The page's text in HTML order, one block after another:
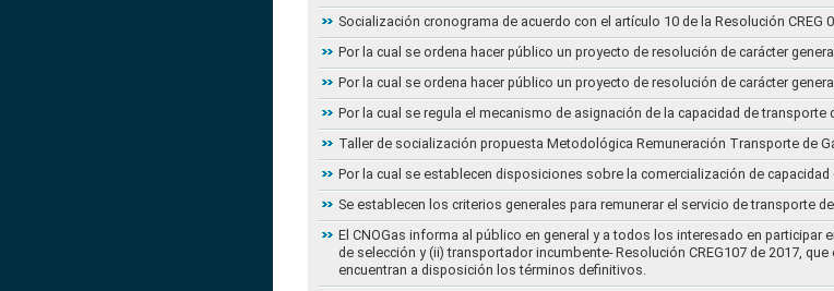
Socialización cronograma de acuerdo con el artículo 10 de la Resolución CREG
Por la cual se ordena hacer público un proyecto de resolución de carácter
Por la cual se ordena hacer público un proyecto de resolución de carácter
Por la cual se regula el mecanismo de asignación de la capacidad de transporte
Taller de socialización propuesta Metodológica Remuneración Transporte de
Por la cual se establecen disposiciones sobre la comercialización de
Se establecen los criterios generales para remunerar el servicio de transporte
El CNOGas informa al público en general y a todos los interesado en
de selección y (ii) transportador incumbente- Resolución CREG107 de 2017,
encuentran a disposición los términos definitivos.